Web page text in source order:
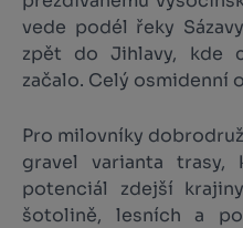
vede podél řeky
zpět do Jihlavy, kde
začalo. Celý osmidenní
Pro milovníky
gravel varianta trasy,
potenciál zdejší
šotolině, lesních a